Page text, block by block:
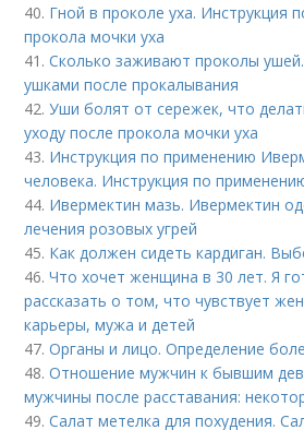
40. Гной в проколе уха. Инструкция
прокола мочки уха
41.Сколько заживают проколы
ушками после прокалывания
42.Уши болят от сережек, что
уходу после прокола мочки уха
43. Инструкция по применению
человека. Инструкция по
44. Ивермектин мазь. Ивермектин
лечения розовых угрей
45. Как должен сидеть кардиган.
46.Что хочет женщина в 30 лет. Я
рассказать о том, что чувствует
карьеры, мужа и детей
47.Органы и лицо. Определение
48.Отношение мужчин к бывшим
мужчины после расставания:
49.Салат метелка для похудения.